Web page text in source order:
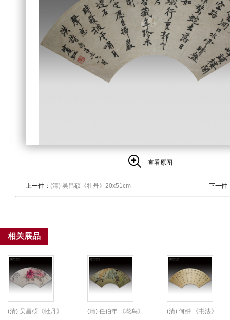
查看原图
上一件： (清) 吴昌硕《牡丹》20x51cm 下一件
相关展品
(清) 吴昌硕《牡丹》
(清) 任伯年 《花鸟》
(清) 何翀 《书法》